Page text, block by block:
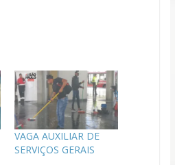
VAGA AUXILIAR DE
SERVIÇOS GERAIS